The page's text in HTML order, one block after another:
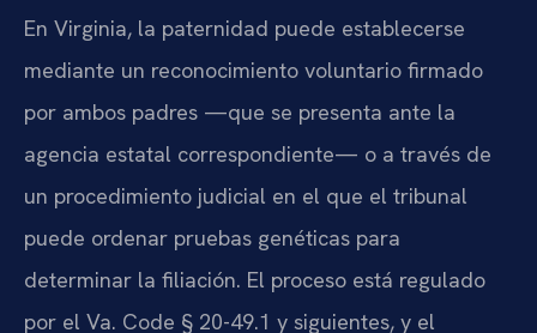
En Virginia, la paternidad puede establecerse
mediante un reconocimiento voluntario firmado
por ambos padres —que se presenta ante la
agencia estatal correspondiente— o a través de
un procedimiento judicial en el que el tribunal
puede ordenar pruebas genéticas para
determinar la filiación. El proceso está regulado
por el Va. Code § 20-49.1 y siguientes, y el